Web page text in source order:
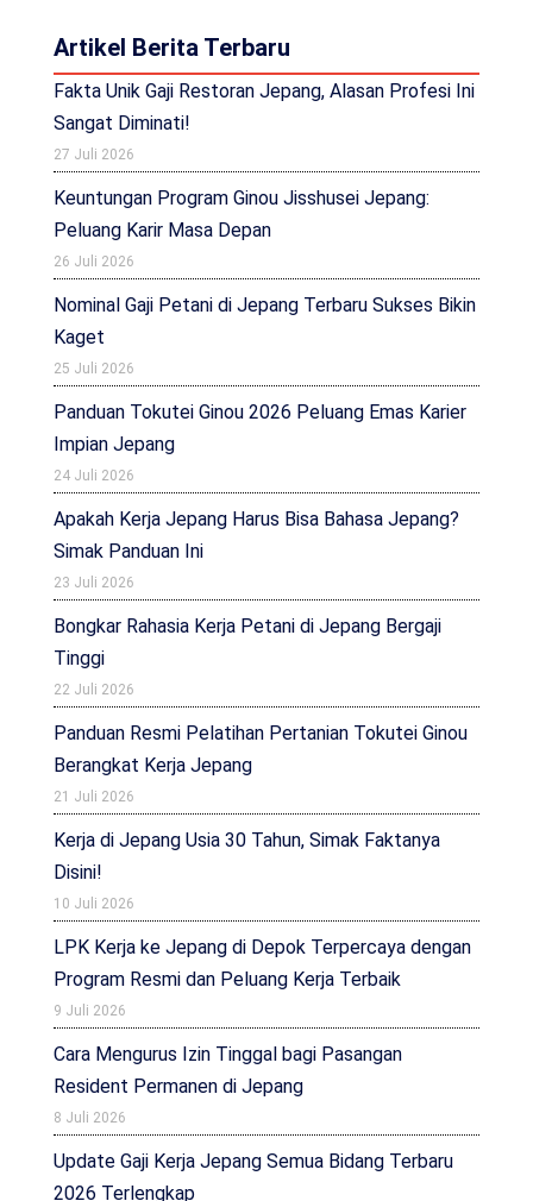
Artikel Berita Terbaru
Fakta Unik Gaji Restoran Jepang, Alasan Profesi Ini
Sangat Diminati!
27 Juli 2026
Keuntungan Program Ginou Jisshusei Jepang:
Peluang Karir Masa Depan
26 Juli 2026
Nominal Gaji Petani di Jepang Terbaru Sukses Bikin
Kaget
25 Juli 2026
Panduan Tokutei Ginou 2026 Peluang Emas Karier
Impian Jepang
24 Juli 2026
Apakah Kerja Jepang Harus Bisa Bahasa Jepang?
Simak Panduan Ini
23 Juli 2026
Bongkar Rahasia Kerja Petani di Jepang Bergaji
Tinggi
22 Juli 2026
Panduan Resmi Pelatihan Pertanian Tokutei Ginou
Berangkat Kerja Jepang
21 Juli 2026
Kerja di Jepang Usia 30 Tahun, Simak Faktanya
Disini!
10 Juli 2026
LPK Kerja ke Jepang di Depok Terpercaya dengan
Program Resmi dan Peluang Kerja Terbaik
9 Juli 2026
Cara Mengurus Izin Tinggal bagi Pasangan
Resident Permanen di Jepang
8 Juli 2026
Update Gaji Kerja Jepang Semua Bidang Terbaru
2026 Terlengkap